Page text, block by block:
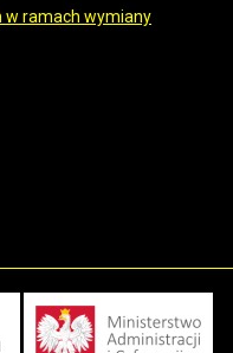
w ramach wymiany